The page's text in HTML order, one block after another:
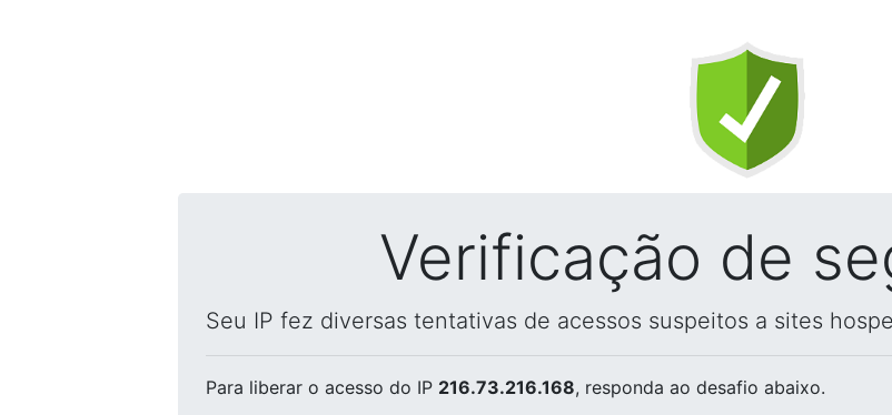
Verificação de
Seu IP fez diversas tentativas de acessos suspeitos a sites
Para liberar o acesso do IP 216.73.216.168, responda ao desafio abaixo.